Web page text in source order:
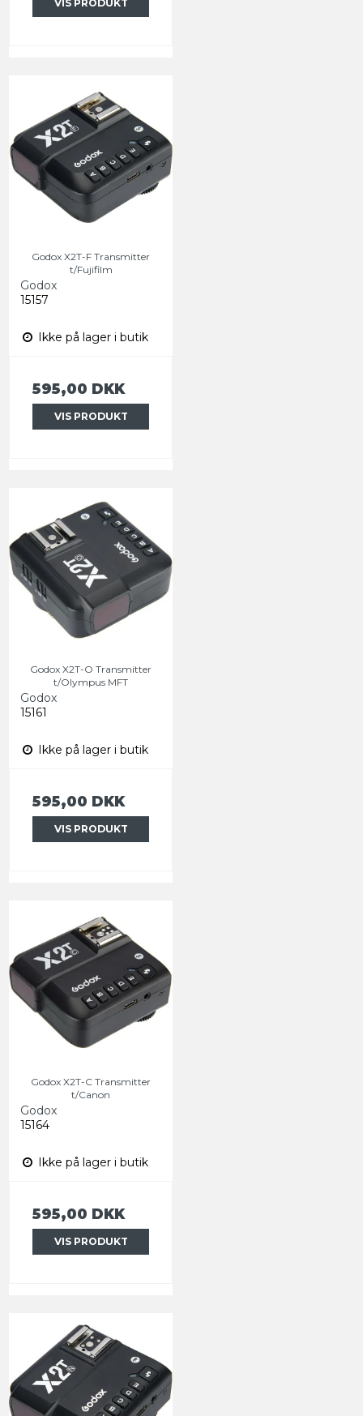
VIS PRODUKT
Godox X2T-F Transmitter
t/Fujifilm
Godox
15157
Ikke på lager i butik
595,00 DKK
VIS PRODUKT
Godox X2T-O Transmitter
t/Olympus MFT
Godox
15161
Ikke på lager i butik
595,00 DKK
VIS PRODUKT
Godox X2T-C Transmitter
t/Canon
Godox
15164
Ikke på lager i butik
595,00 DKK
VIS PRODUKT